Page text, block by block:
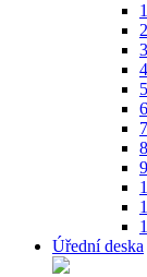
Úřední deska